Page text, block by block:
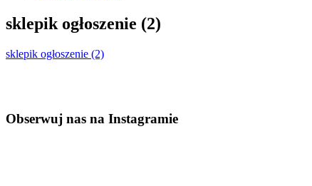
sklepik ogłoszenie (2)
sklepik ogłoszenie (2)
Obserwuj nas na Instagramie